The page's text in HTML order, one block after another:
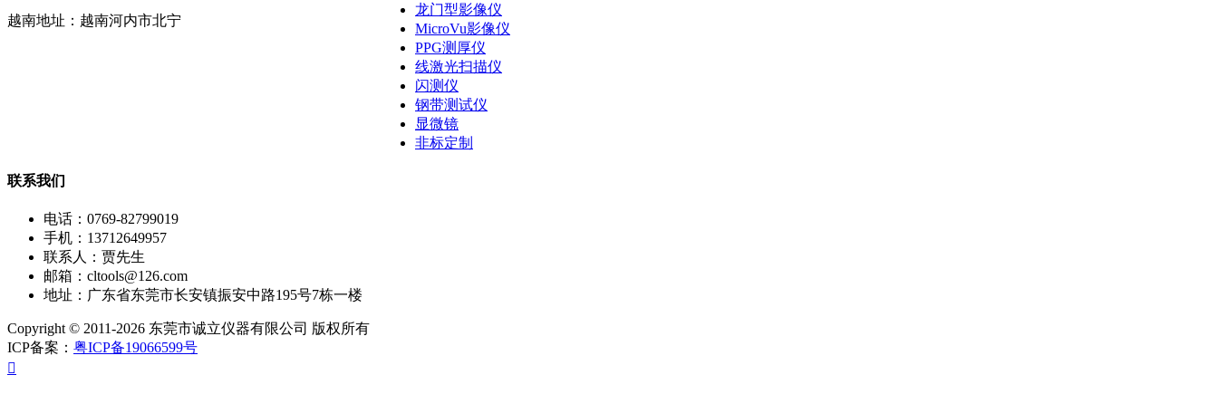
越南地址：越南河内市北宁
龙门型影像仪
MicroVu影像仪
PPG测厚仪
线激光扫描仪
闪测仪
钢带测试仪
显微镜
非标定制
联系我们
电话：0769-82799019
手机：13712649957
联系人：贾先生
邮箱：cltools@126.com
地址：广东省东莞市长安镇振安中路195号7栋一楼
Copyright © 2011-2026 东莞市诚立仪器有限公司 版权所有
ICP备案： 粤ICP备19066599号
